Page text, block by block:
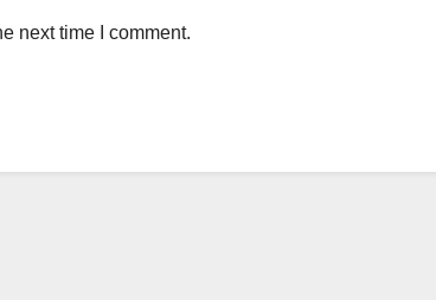
next time I comment.